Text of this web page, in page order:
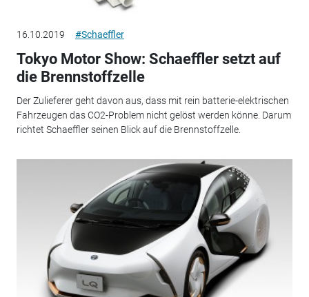
16.10.2019 #Schaeffler
Tokyo Motor Show: Schaeffler setzt auf
die Brennstoffzelle
Der Zulieferer geht davon aus, dass mit rein batterie-elektrischen
Fahrzeugen das CO2-Problem nicht gelöst werden könne. Darum
richtet Schaeffler seinen Blick auf die Brennstoffzelle.